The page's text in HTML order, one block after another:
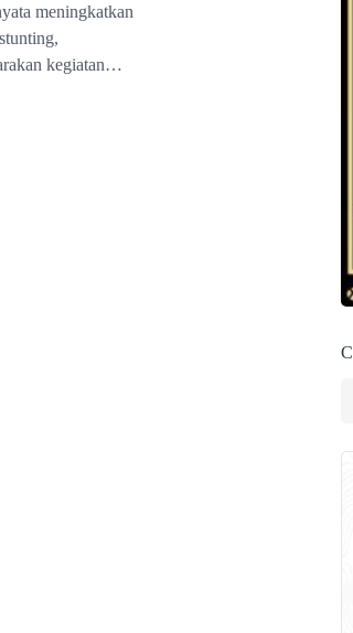
meningkatkan
kegiatan
Sahwa